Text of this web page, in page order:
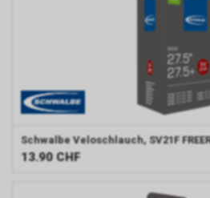
Schwalbe Veloschlauch, SV21F
13.90 CHF